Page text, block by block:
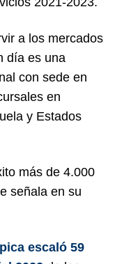
a los mercados
día es una
con sede en
en
y Estados
más de 4.000
señala en su
escaló 59